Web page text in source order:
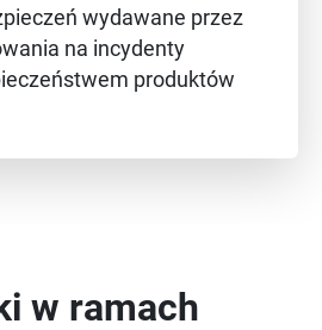
wydawane przez
na incydenty
produktów
w ramach